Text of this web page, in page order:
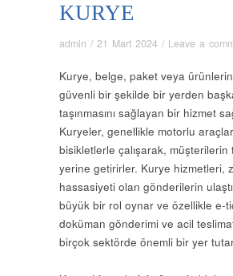
KURYE
admin / 21 Mart 2024 / Leave a
Kurye, belge, paket veya ürünlerin
güvenli bir şekilde bir yerden
taşınmasını sağlayan bir hizmet
Kuryeler, genellikle motorlu
bisikletlerle çalışarak, müşterilerin
yerine getirirler. Kurye hizmetleri,
hassasiyeti olan gönderilerin
büyük bir rol oynar ve özellikle e-
doküman gönderimi ve acil
birçok sektörde önemli bir yer